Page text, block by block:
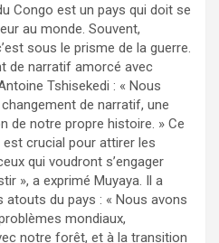
Congo est un pays qui doit se
au monde. Souvent,
sous le prisme de la guerre.
de narratif amorcé avec
Tshisekedi : « Nous
de narratif, une
de notre propre histoire. » Ce
crucial pour attirer les
qui voudront s’engager
», a exprimé Muyaya. Il a
atouts du pays : « Nous avons
mondiaux,
notre forêt, et à la transition